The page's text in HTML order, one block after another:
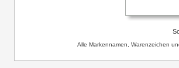
Alle Markennamen, Warenzeichen